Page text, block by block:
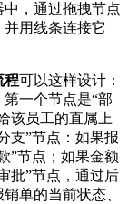
，通过拖拽节点
并用线条连接它
程可以这样设计：
一个节点是“部
该员工的直属上
支”节点：如果报
”节点；如果金额
批”节点，通过后
单的当前状态、